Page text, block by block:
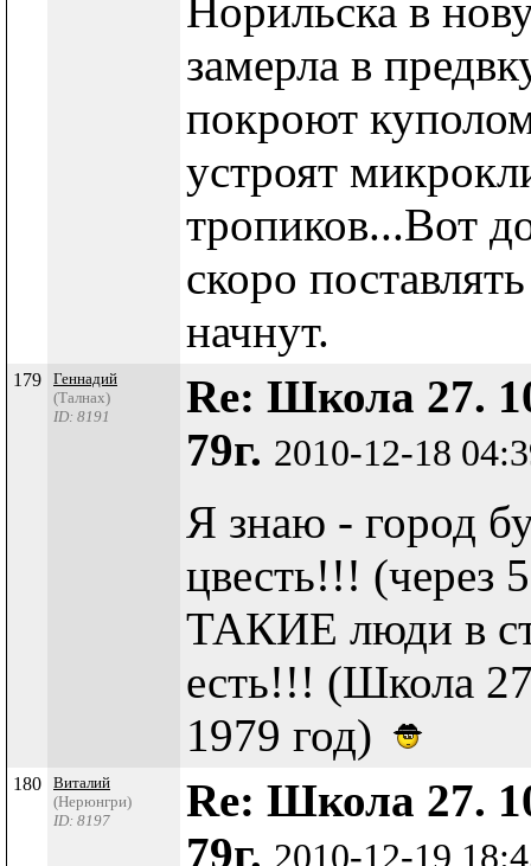
Норильска в
замерла в
покроют
устроят
тропиков...Вот
скоро
начнут.
179
Геннадий
(Талнах)
ID: 8191
Re: Школа 27.
79г. 2010-12-18
Я знаю - город
цвесть!!! (через
ТАКИЕ люди в
есть!!! (Школа
1979 год)
180
Виталий
(Нерюнгри)
ID: 8197
Re: Школа 27.
79г. 2010-12-19